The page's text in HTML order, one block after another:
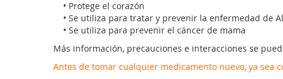
• Protege el corazón
• Se utiliza para tratar y prevenir la enfermedad de
• Se utiliza para prevenir el cáncer de mama
Más información, precauciones e interacciones se
Antes de tomar cualquier medicamento nuevo, ya sea